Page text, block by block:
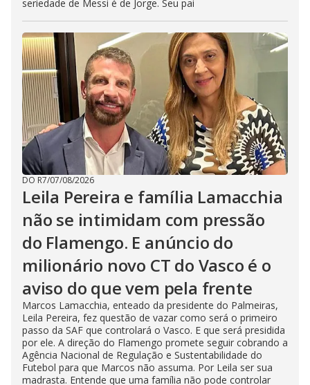
seriedade de Messi é de Jorge. Seu pai
DO R7/07/08/2026
Leila Pereira e família Lamacchia
não se intimidam com pressão
do Flamengo. E anúncio do
milionário novo CT do Vasco é o
aviso do que vem pela frente
Marcos Lamacchia, enteado da presidente do Palmeiras,
Leila Pereira, fez questão de vazar como será o primeiro
passo da SAF que controlará o Vasco. E que será presidida
por ele. A direção do Flamengo promete seguir cobrando a
Agência Nacional de Regulação e Sustentabilidade do
Futebol para que Marcos não assuma. Por Leila ser sua
madrasta. Entende que uma família não pode controlar